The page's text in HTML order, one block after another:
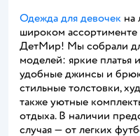
Одежда для девочек на
широком
ДетМир! Мы собрали
моделей: яркие платья
удобные джинсы и
стильные толстовки,
также уютные
отдыха. В наличии
случая — от легких